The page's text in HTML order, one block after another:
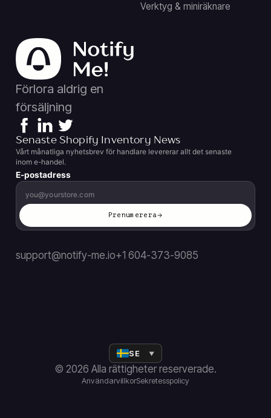
Verktyg & miniräknare
Förlora aldrig en
försäljning
Senaste Shopify Inventory News
Vårt månatliga nyhetsbrev för handlare levererar allt det senaste
inom e-handel.
E-postadress
Prenumerera
support@notify-me.io+1 604-373-9085
SE ▼
© 2026 Alla rättigheter reserverade.
AnvändarvillkorSekretesspolicy